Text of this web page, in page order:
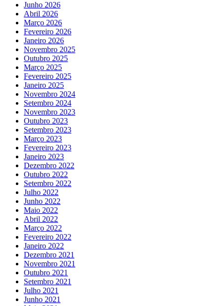
Junho 2026
Abril 2026
Março 2026
Fevereiro 2026
Janeiro 2026
Novembro 2025
Outubro 2025
Março 2025
Fevereiro 2025
Janeiro 2025
Novembro 2024
Setembro 2024
Novembro 2023
Outubro 2023
Setembro 2023
Março 2023
Fevereiro 2023
Janeiro 2023
Dezembro 2022
Outubro 2022
Setembro 2022
Julho 2022
Junho 2022
Maio 2022
Abril 2022
Março 2022
Fevereiro 2022
Janeiro 2022
Dezembro 2021
Novembro 2021
Outubro 2021
Setembro 2021
Julho 2021
Junho 2021